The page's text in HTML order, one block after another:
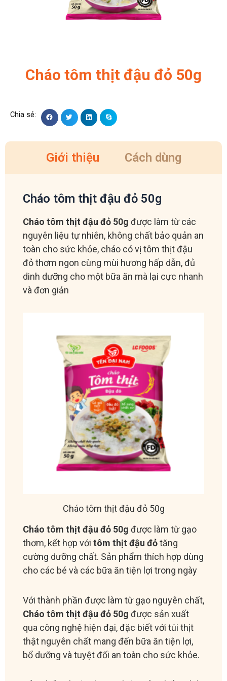
Cháo tôm thịt đậu đỏ 50g
Giới thiệu Cách dùng
Cháo tôm thịt đậu đỏ 50g
Cháo tôm thịt đậu đỏ 50g được làm từ các
nguyên liệu tự nhiên, không chất bảo quản an
toàn cho sức khỏe, cháo có vị tôm thịt đậu
đỏ thơm ngon cùng mùi hương hấp dẫn, đủ
dinh dưỡng cho một bữa ăn mà lại cực nhanh
và đơn giản
Cháo tôm thịt đậu đỏ 50g
Cháo tôm thịt đậu đỏ 50g được làm từ gạo
thơm, kết hợp với tôm thịt đậu đỏtăng
cường dưỡng chất. Sản phẩm thích hợp dùng
cho các bé và các bữa ăn tiện lợi trong ngày
Với thành phần được làm từ gạo nguyên chất,
Cháo tôm thịt đậu đỏ 50g được sản xuất
qua công nghệ hiện đại, đặc biết với túi thịt
thật nguyên chất mang đến bữa ăn tiện lợi,
bổ dưỡng và tuyệt đối an toàn cho sức khỏe.